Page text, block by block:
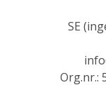
SE
Org.nr.: